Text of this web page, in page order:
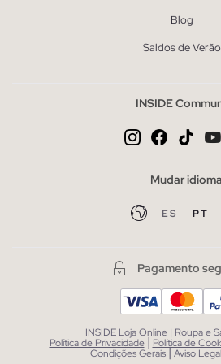
Blog
Saldos de Verão
INSIDE
Mudar idioma
ES PT
Pagamento
INSIDE Loja Online | Roupa e
Política de Privacidade | Política de
Condições Gerais|Aviso Legal